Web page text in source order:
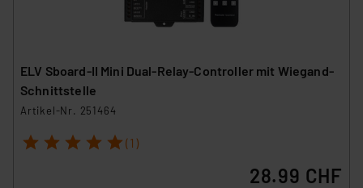
ELV Sboard-II Mini Dual-Relay-Controller mit Wiegand-
Schnittstelle
Artikel-Nr. 251464
1 2 3 4 5 (1)
28.99 CHF